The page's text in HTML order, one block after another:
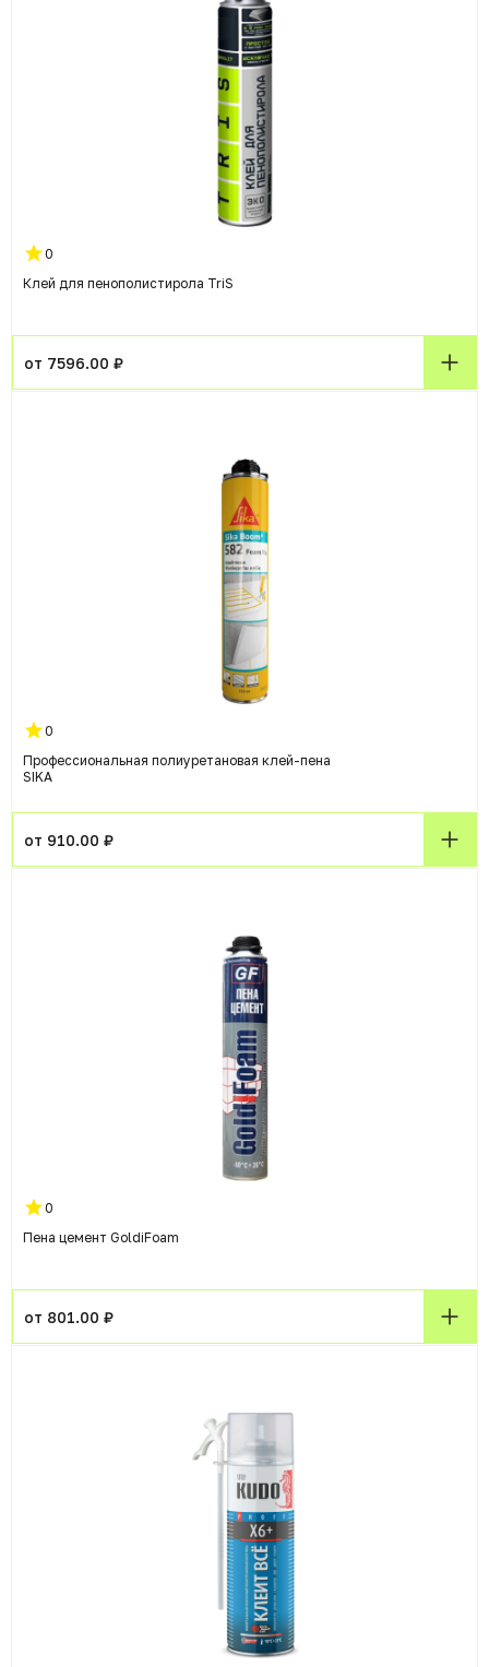
0
Клей для пенополистирола TriS
от 7596.00 ₽
0
Профессиональная полиуретановая клей-пена
SIKA
от 910.00 ₽
0
Пена цемент GoldiFoam
от 801.00 ₽